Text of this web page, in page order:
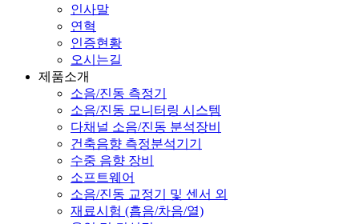
인사말
연혁
인증현황
오시는길
제품소개
소음/진동 측정기
소음/진동 모니터링 시스템
다채널 소음/진동 분석장비
건축음향 측정분석기기
수중 음향 장비
소프트웨어
소음/진동 교정기 및 센서 외
재료시험 (흡음/차음/열)